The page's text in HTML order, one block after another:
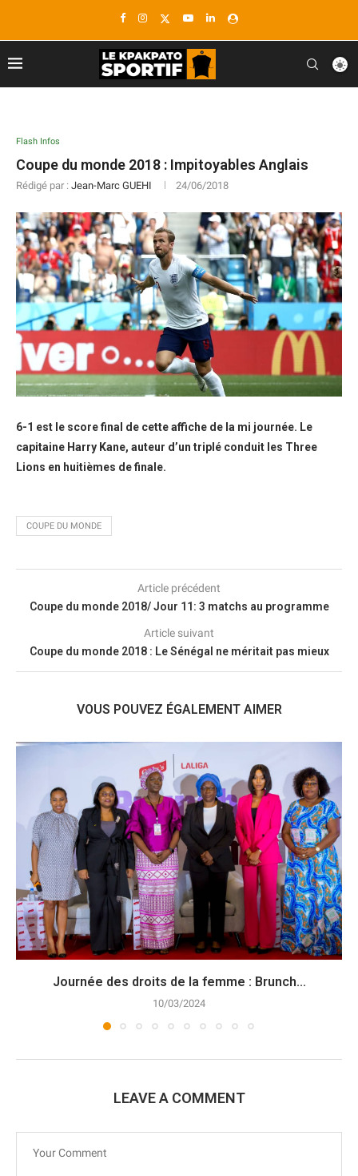
Flash Infos
Coupe du monde 2018 : Impitoyables Anglais
Rédigé par : Jean-Marc GUEHI 24/06/2018
6-1 est le score final de cette affiche de la mi journée. Le
capitaine Harry Kane, auteur d’un triplé conduit les Three
Lions en huitièmes de finale.
COUPE DU MONDE
Article précédent
Coupe du monde 2018/ Jour 11: 3 matchs au programme
Article suivant
Coupe du monde 2018 : Le Sénégal ne méritait pas mieux
VOUS POUVEZ ÉGALEMENT AIMER
Journée des droits de la femme : Brunch...
10/03/2024
LEAVE A COMMENT